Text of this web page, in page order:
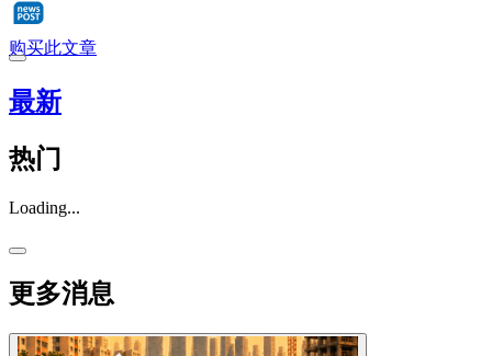
购买此文章
最新
热门
Loading...
更多消息